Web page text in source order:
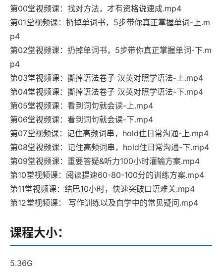
第00堂视频课：找对方法，才有资格说速成.mp4
第01堂视频课：扔掉单词书，5步带你真正掌握单词-上.m
p4
第02堂视频课：扔掉单词书，5步带你真正掌握单词-下.m
p4
第03堂视频课：撕掉语法卷子 汉英对照学语法-上.mp4
第04堂视频课：撕掉语法卷子 汉英对照学语法-下.mp4
第05堂视频课：看到词句就会读-上.mp4
第06堂视频课：看到词句就会读-下.mp4
第07堂视频课：记住高频词串，hold住日常沟通-上.mp4
第08堂视频课：记住高频词串，hold住日常沟通-下.mp4
第09堂视频课：重要答疑&听力100小时灌输方案.mp4
第10堂视频课：阅读提速60-80-100分的训练方案.mp4
第11堂视频课：结巴10小时，快速突破口语难关.mp4
第12堂视频课： 写作训练以及自学中的常见疑问.mp4
课程大小：
5.36G